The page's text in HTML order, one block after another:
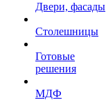
Двери, фасады
Столешницы
Готовые
решения
МДФ